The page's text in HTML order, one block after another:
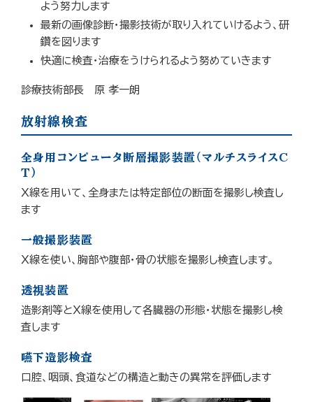
よう努力します
最新の画像診断・撮影技術が取り入れていけるよう、研
鑽を図ります
快適に検査・治療をうけられるよう努めていきます
診療技術部長 原 孝一朗
放射線検査
全身用コンピュータ断層撮影装置（マルチスライスC
T）
Ｘ線を用いて、全身または特定部位の断面を撮影し検査し
ます
一般撮影装置
Ｘ線を使い、胸部や腹部・骨の状態を撮影し検査します。
透視装置
造影剤等とＸ線を使用して各臓器の形態・状態を撮影し検
査します
嚥下造影検査
口腔、咽頭、食道などの構造と動きの異常を評価します